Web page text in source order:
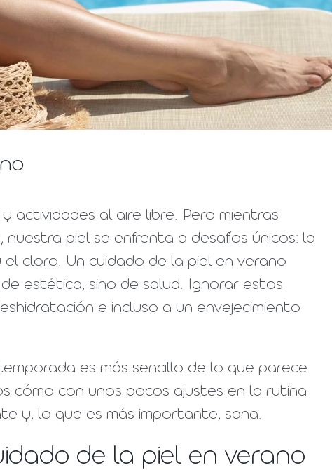
actividades al aire libre. Pero mientras
piel se enfrenta a desafíos únicos: la
el cloro. Un cuidado de la piel en verano
estética, sino de salud. Ignorar estos
e incluso a un envejecimiento
es más sencillo de lo que parece.
cómo con unos pocos ajustes en la rutina
y, lo que es más importante, sana.
de la piel en verano